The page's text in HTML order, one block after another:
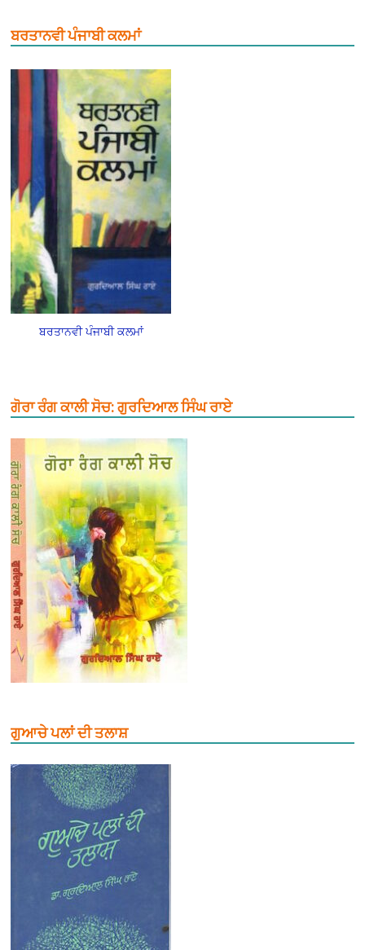
ਬਰਤਾਨਵੀ ਪੰਜਾਬੀ ਕਲਮਾਂ
ਬਰਤਾਨਵੀ ਪੰਜਾਬੀ ਕਲਮਾਂ
ਗੋਰਾ ਰੰਗ ਕਾਲੀ ਸੋਚ: ਗੁਰਦਿਆਲ ਸਿੰਘ ਰਾਏ
ਗੁਆਚੇ ਪਲਾਂ ਦੀ ਤਲਾਸ਼